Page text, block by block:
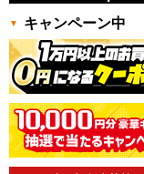
キャンペーン中